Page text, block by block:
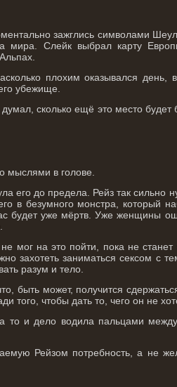
зажглись символами
мира. Слейк выбрал карту
плохим оказывался день,
убежище.
сколько ещё это место
мыслями в голове.
его до предела. Рейз так сильно
в безумного монстра, который
будет уже мёртв. Уже женщины
мог на это пойти, пока не
захотеть заниматься сексом с
разум и тело.
быть может, получится
того, чтобы дать то, чего он не
то и дело водила пальцами
Рейзом потребность, а не